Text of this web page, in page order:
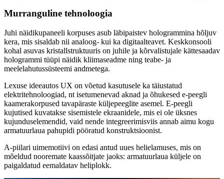
Murranguline tehnoloogia
Juhi näidikupaneeli korpuses asub läbipaistev hologrammina hõljuv
kera, mis sisaldab nii analoog- kui ka digitaalteavet. Keskkonsooli
kohal asuvas kristallstruktuuris on juhile ja kõrvalistujale kättesaadav
hologrammi tüüpi näidik kliimaseadme ning teabe- ja
meelelahutussüsteemi andmetega.
Lexuse ideeautos UX on võetud kasutusele ka täiustatud
elektritehnoloogiad, nt isetumenevad aknad ja õhukesed e-peegli
kaamerakorpused tavapäraste küljepeeglite asemel. E-peegli
kujutised kuvatakse sisemistele ekraanidele, mis ei ole üksnes
kujunduselemendid, vaid nende integreerimisviis annab aimu kogu
armatuurlaua pahupidi pööratud konstruktsioonist.
A-piilari uimemotiivi on edasi antud uues helielamuses, mis on
mõeldud nooremate kaassõitjate jaoks: armatuurlaua küljele on
paigaldatud eemaldatav heliplokk.